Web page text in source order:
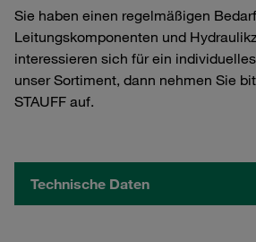
Sie haben einen regelmäßigen
Leitungskomponenten und
interessieren sich für ein
unser Sortiment, dann nehmen Sie
STAUFF auf.
Technische Daten